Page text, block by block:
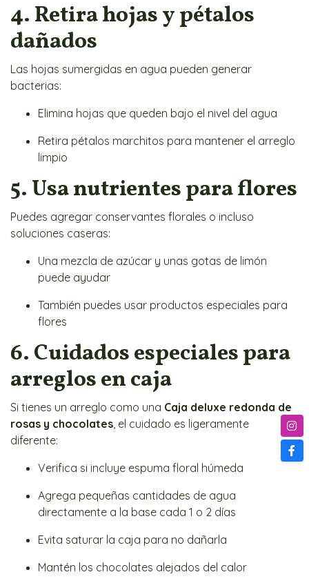
4. Retira hojas y pétalos
dañados
Las hojas sumergidas en agua pueden generar
bacterias:
Elimina hojas que queden bajo el nivel del agua
Retira pétalos marchitos para mantener el arreglo
limpio
5. Usa nutrientes para flores
Puedes agregar conservantes florales o incluso
soluciones caseras:
Una mezcla de azúcar y unas gotas de limón
puede ayudar
También puedes usar productos especiales para
flores
6. Cuidados especiales para
arreglos en caja
Si tienes un arreglo como una Caja deluxe redonda de
rosas y chocolates, el cuidado es ligeramente
diferente:
Verifica si incluye espuma floral húmeda
Agrega pequeñas cantidades de agua
directamente a la base cada 1 o 2 días
Evita saturar la caja para no dañarla
Mantén los chocolates alejados del calor